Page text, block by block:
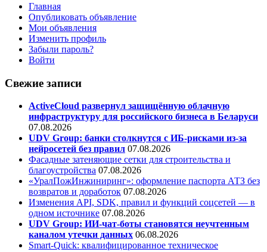
Главная
Опубликовать объявление
Мои объявления
Изменить профиль
Забыли пароль?
Войти
Свежие записи
ActiveCloud развернул защищённую облачную
инфраструктуру для российского бизнеса в Беларуси
07.08.2026
UDV Group: банки столкнутся с ИБ-рисками из-за
нейросетей без правил 07.08.2026
Фасадные затеняющие сетки для строительства и
благоустройства 07.08.2026
«УралПожИнжиниринг»: оформление паспорта АТЗ без
возвратов и доработок 07.08.2026
Изменения API, SDK, правил и функций соцсетей — в
одном источнике 07.08.2026
UDV Group: ИИ-чат-боты становятся неучтенным
каналом утечки данных 06.08.2026
Smart-Quick: квалифицированное техническое